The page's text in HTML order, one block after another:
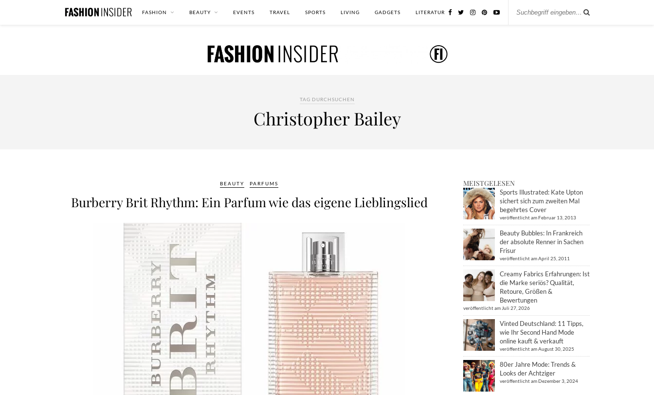
FASHION BEAUTY EVENTS TRAVEL SPORTS LIVING GADGETS LITERATUR
TAG DURCHSUCHEN
Christopher Bailey
BEAUTY PARFUMS
Burberry Brit Rhythm: Ein Parfum wie das eigene Lieblingslied
MEISTGELESEN
Sports Illustrated: Kate Upton
sichert sich zum zweiten Mal
begehrtes Cover
veröffentlicht am Februar 13, 2013
Beauty Bubbles: In Frankreich
der absolute Renner in Sachen
Frisur
veröffentlicht am April 25, 2011
Creamy Fabrics Erfahrungen: Ist
die Marke seriös? Qualität,
Retoure, Größen &
Bewertungen
veröffentlicht am Juli 27, 2026
Vinted Deutschland: 11 Tipps,
wie Ihr Second Hand Mode
online kauft & verkauft
veröffentlicht am August 30, 2025
80er Jahre Mode: Trends &
Looks der Achtziger
veröffentlicht am Dezember 3, 2024